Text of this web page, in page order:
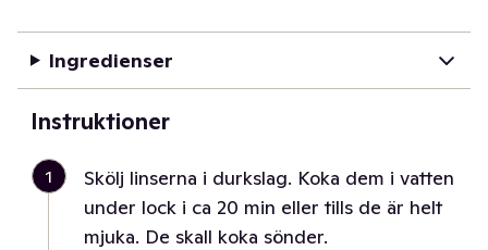
Ingredienser
Instruktioner
1
Skölj linserna i durkslag. Koka dem i vatten
under lock i ca 20 min eller tills de är helt
mjuka. De skall koka sönder.